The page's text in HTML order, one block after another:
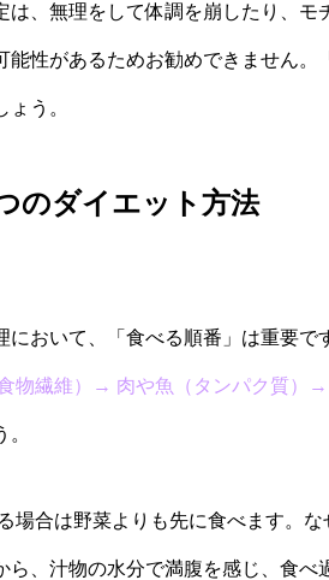
は、無理をして体調を崩したり、モ
性があるためお勧めできません。
う。
のダイエット方法
において、「食べる順番」は重要で
物繊維）→ 肉や魚（タンパク質）→
場合は野菜よりも先に食べます。
ら、汁物の水分で満腹を感じ、食べ